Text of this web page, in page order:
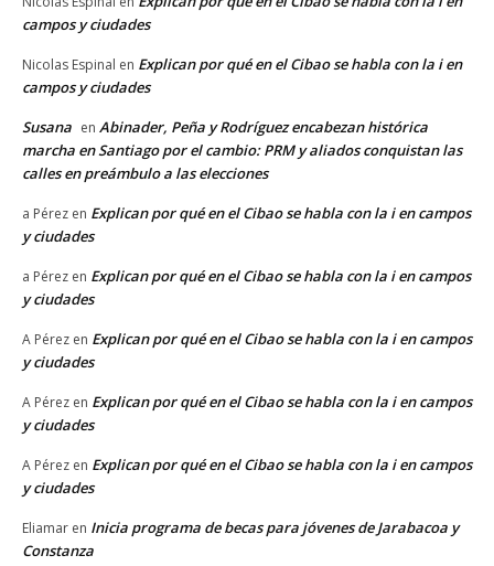
campos y ciudades
Nicolas Espinal en Explican por qué en el Cibao se habla con la i en
campos y ciudades
Susana en Abinader, Peña y Rodríguez encabezan histórica
marcha en Santiago por el cambio: PRM y aliados conquistan las
calles en preámbulo a las elecciones
a Pérez en Explican por qué en el Cibao se habla con la i en campos
y ciudades
a Pérez en Explican por qué en el Cibao se habla con la i en campos
y ciudades
A Pérez en Explican por qué en el Cibao se habla con la i en campos
y ciudades
A Pérez en Explican por qué en el Cibao se habla con la i en campos
y ciudades
A Pérez en Explican por qué en el Cibao se habla con la i en campos
y ciudades
Eliamar en Inicia programa de becas para jóvenes de Jarabacoa y
Constanza